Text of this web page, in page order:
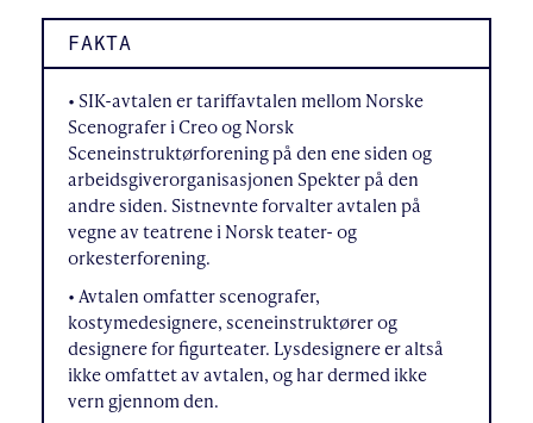
FAKTA
• SIK-avtalen er tariffavtalen mellom Norske
Scenografer i Creo og Norsk
Sceneinstruktørforening på den ene siden og
arbeidsgiverorganisasjonen Spekter på den
andre siden. Sistnevnte forvalter avtalen på
vegne av teatrene i Norsk teater- og
orkesterforening.
• Avtalen omfatter scenografer,
kostymedesignere, sceneinstruktører og
designere for figurteater. Lysdesignere er altså
ikke omfattet av avtalen, og har dermed ikke
vern gjennom den.